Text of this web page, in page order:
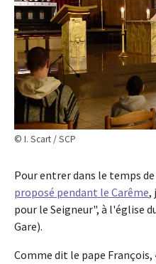
© I. Scart / SCP
Pour entrer dans le temps
proposé pendant le Carême,
pour le Seigneur", à l'église
Gare).
Comme dit le pape François,